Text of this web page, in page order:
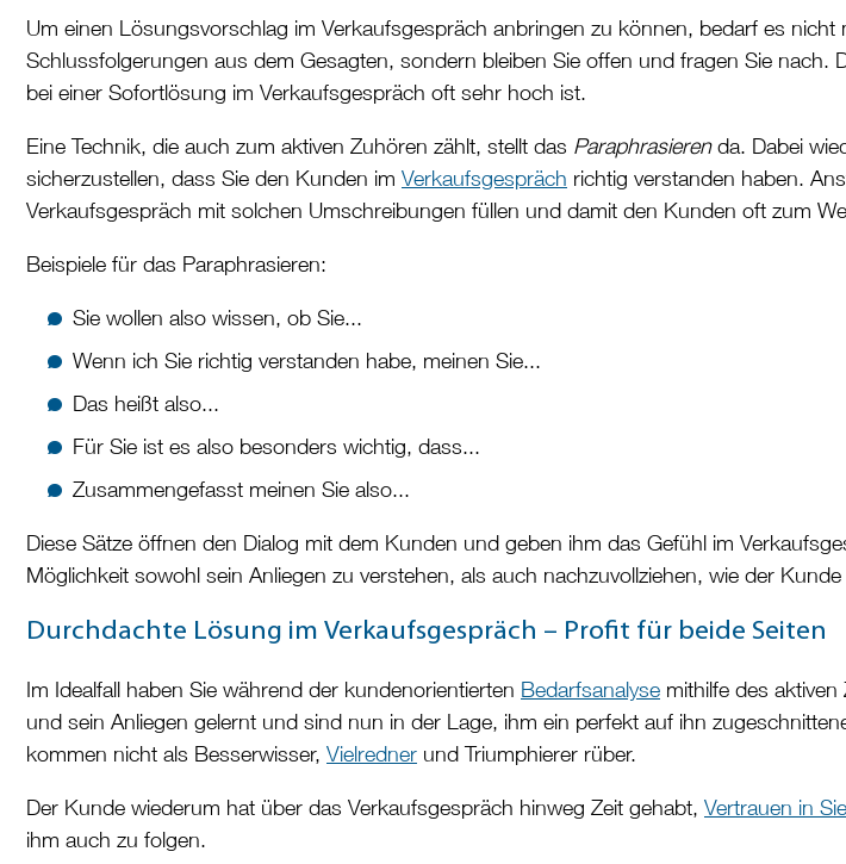
Um einen Lösungsvorschlag im Verkaufsgespräch anbringen zu können, bedarf es
Schlussfolgerungen aus dem Gesagten, sondern bleiben Sie offen und fragen Sie nach.
bei einer Sofortlösung im Verkaufsgespräch oft sehr hoch ist.
Eine Technik, die auch zum aktiven Zuhören zählt, stellt das Paraphrasierenda. Dabei
sicherzustellen, dass Sie den Kunden im Verkaufsgespräch richtig verstanden haben.
Verkaufsgespräch mit solchen Umschreibungen füllen und damit den Kunden oft zum
Beispiele für das Paraphrasieren:
Sie wollen also wissen, ob Sie...
Wenn ich Sie richtig verstanden habe, meinen Sie...
Das heißt also...
Für Sie ist es also besonders wichtig, dass...
Zusammengefasst meinen Sie also...
Diese Sätze öffnen den Dialog mit dem Kunden und geben ihm das Gefühl im
Möglichkeit sowohl sein Anliegen zu verstehen, als auch nachzuvollziehen, wie der
Durchdachte Lösung im Verkaufsgespräch – Profit für beide Seiten
Im Idealfall haben Sie während der kundenorientierten Bedarfsanalyse mithilfe des
und sein Anliegen gelernt und sind nun in der Lage, ihm ein perfekt auf ihn
kommen nicht als Besserwisser, Vielredner und Triumphierer rüber.
Der Kunde wiederum hat über das Verkaufsgespräch hinweg Zeit gehabt, Vertrauen in
ihm auch zu folgen.